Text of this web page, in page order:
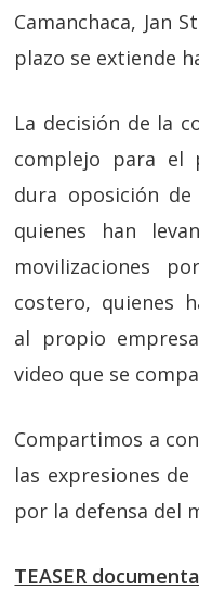
Camanchaca, Jan
plazo se extiende
La decisión de la
complejo para el
dura oposición
quienes han
movilizaciones
costero, quienes
al propio
video que se
Compartimos a
las expresiones
por la defensa del
TEASER